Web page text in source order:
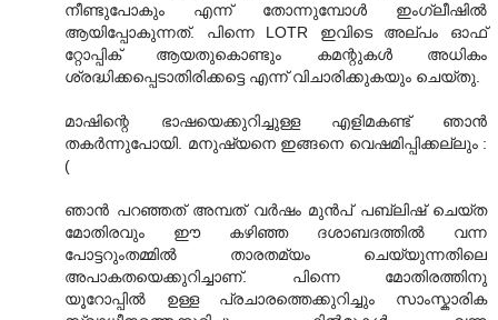
നീണ്ടുപോകും എന്ന് തോന്നുമ്പോള്‍ ഇംഗ്ലീഷില്‍
ആയിപ്പോകുന്നത്. പിന്നെ LOTR ഇവിടെ അല്പം ഓഫ്
റ്റോപ്പിക് ആയതുകൊണ്ടും കമന്റുകള്‍ അധികം
ശ്രദ്ധിക്കപ്പെടാതിരിക്കട്ടെ എന്ന് വിചാരിക്കുകയും ചെയ്തു.
മാഷിന്റെ ഭാഷയെക്കുറിച്ചുള്ള എളിമകണ്ട് ഞാന്‍
തകര്‍ന്നുപോയി. മനുഷ്യനെ ഇങ്ങനെ വെഷമിപ്പിക്കല്ലും :
(
ഞാന്‍ പറഞ്ഞത് അമ്പത് വര്‍ഷം മുന്‍പ് പബ്ലിഷ് ചെയ്ത
മോതിരവും ഈ കഴിഞ്ഞ ദശാബദത്തില്‍ വന്ന
പോട്ടറുംതമ്മില്‍ താരതമ്യം ചെയ്യുന്നതിലെ
അപാകതയെക്കുറിച്ചാണ്. പിന്നെ മോതിരത്തിനു
യൂറോപ്പില്‍ ഉള്ള പ്രചാരത്തെക്കുറിച്ചും സാംസ്കാരിക